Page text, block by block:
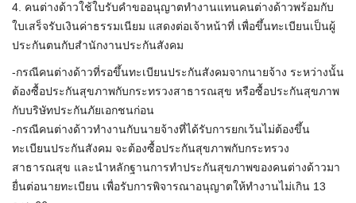
4. คนต่างด้าวใช้ใบรับคำขออนุญาตทำงานแทนคนต่างด้าวพร้อมกับ
ใบเสร็จรับเงินค่าธรรมเนียม แสดงต่อเจ้าหน้าที่ เพื่อขึ้นทะเบียนเป็นผู้
ประกันตนกับสำนักงานประกันสังคม
-กรณีคนต่างด้าวที่รอขึ้นทะเบียนประกันสังคมจากนายจ้าง ระหว่างนั้น
ต้องซื้อประกันสุขภาพกับกระทรวงสาธารณสุข หรือซื้อประกันสุขภาพ
กับบริษัทประกันภัยเอกชนก่อน
-กรณีคนต่างด้าวทำงานกับนายจ้างที่ได้รับการยกเว้นไม่ต้องขึ้น
ทะเบียนประกันสังคม จะต้องซื้อประกันสุขภาพกับกระทรวง
สาธารณสุข และนำหลักฐานการทำประกันสุขภาพของคนต่างด้าวมา
ยื่นต่อนายทะเบียน เพื่อรับการพิจารณาอนุญาตให้ทำงานไม่เกิน 13